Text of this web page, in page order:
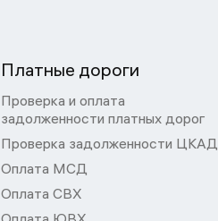
Платные дороги
Проверка и оплата
задолженности платных дорог
Проверка задолженности ЦКАД
Оплата МСД
Оплата СВХ